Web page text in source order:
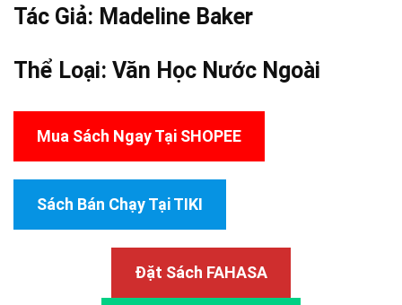
Tác Giả: Madeline Baker
Thể Loại: Văn Học Nước Ngoài
Mua Sách Ngay Tại SHOPEE
Sách Bán Chạy Tại TIKI
Đặt Sách FAHASA